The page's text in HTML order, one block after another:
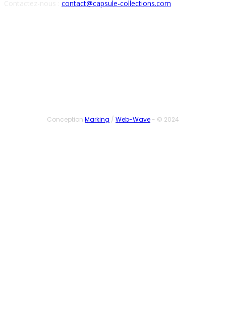
contact@capsule-collections.com
Conception Marking / Web-Wave - © 2024